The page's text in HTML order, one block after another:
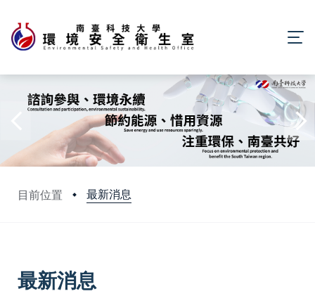
目前位置 最新消息
最新消息